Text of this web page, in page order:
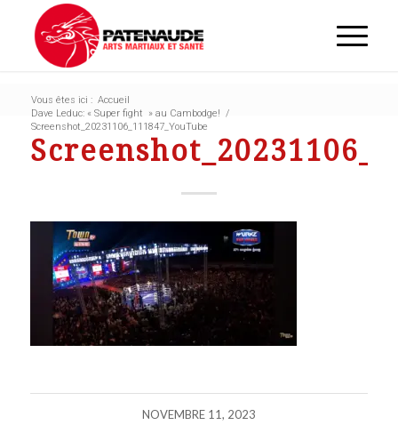
Vous êtes ici : Accueil
Dave Leduc: « Super fight » au Cambodge! /
Screenshot_20231106_111847_YouTube
NOVEMBRE 11, 2023